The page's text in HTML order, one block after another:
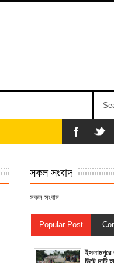
সকল সংবাদ
সকল সংবাদ
Popular Post
ইসলামপুরে